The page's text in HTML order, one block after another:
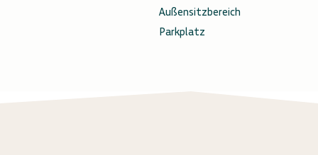
Außensitzbereich
Parkplatz